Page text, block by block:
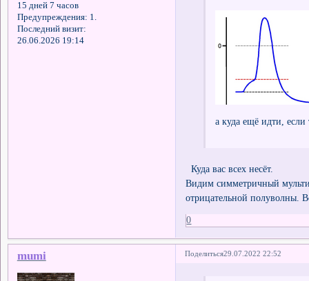
15 дней 7 часов
Предупреждения: 1.
Последний визит:
26.06.2026 19:14
а куда ещё идти,
Куда вас всех несёт.
Видим симметричный
отрицательной полуволны.
0
Поделиться29.07.2022 22:52
mumi